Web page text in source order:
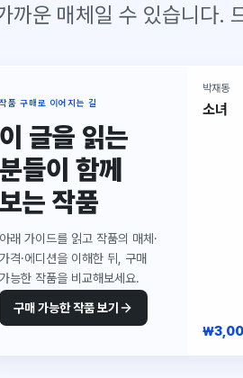
까운 매체일 수 있습니다.
작품 구매로 이어지는 길
이 글을 읽는
분들이 함께
보는 작품
아래 가이드를 읽고 작품의 매체·
가격·에디션을 이해한 뒤, 구매
가능한 작품을 비교해보세요.
구매 가능한 작품 보기
구매 가능
박재동
소녀